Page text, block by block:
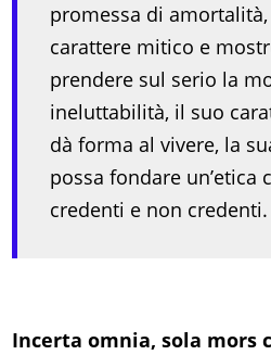
promessa di
carattere mitico e
prendere sul serio la
ineluttabilità, il suo
dà forma al vivere, la
possa fondare un’etica
credenti e non credenti.
Incerta omnia, sola mors